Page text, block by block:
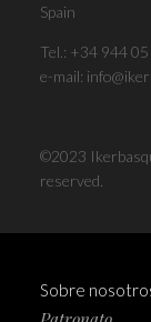
Spain
Tel.: +34 944
e-mail:
©2023
reserved.
Sobre